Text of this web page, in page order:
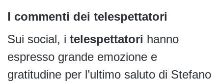
I commenti dei telespettatori
Sui social, i telespettatori hanno
espresso grande emozione e
gratitudine per l’ultimo saluto di Stefano